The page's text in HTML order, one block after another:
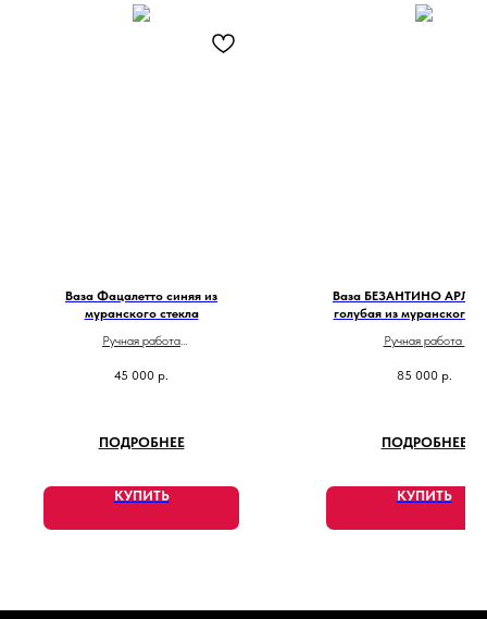
Ваза Фацалетто синяя из
муранского стекла
Ручная работа
Сделано в Италии
45 000 р.
ПОДРОБНЕЕ
КУПИТЬ
Ваза БЕЗАНТИНО
голубая из муранского
Ручная работа
85 000 р.
ПОДРОБНЕЕ
КУПИТЬ